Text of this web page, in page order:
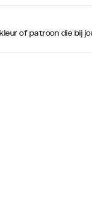
of patroon die bij